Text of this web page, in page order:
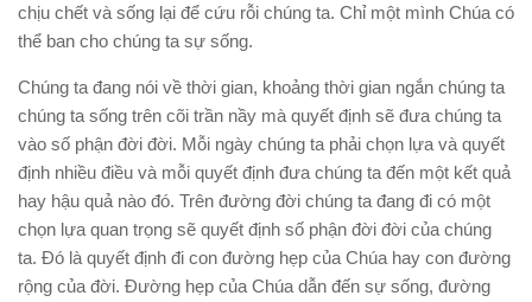
chịu chết và sống lại để cứu rỗi chúng ta. Chỉ một mình Chúa có
thể ban cho chúng ta sự sống.
Chúng ta đang nói về thời gian, khoảng thời gian ngắn chúng ta
chúng ta sống trên cõi trần nầy mà quyết định sẽ đưa chúng ta
vào số phận đời đời. Mỗi ngày chúng ta phải chọn lựa và quyết
định nhiều điều và mỗi quyết định đưa chúng ta đến một kết quả
hay hậu quả nào đó. Trên đường đời chúng ta đang đi có một
chọn lựa quan trọng sẽ quyết định số phận đời đời của chúng
ta. Đó là quyết định đi con đường hẹp của Chúa hay con đường
rộng của đời. Đường hẹp của Chúa dẫn đến sự sống, đường